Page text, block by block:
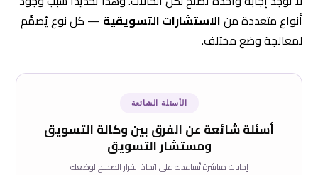
أنواع متعددة منالاستشارات التسويقية — كل نوع يُصمَّم
لمعالجة وضع مختلف.
الأسئلة الشائعة
أسئلة شائعة عن الفرق بين وكالة التسويق
ومستشار التسويق
إجابات مباشرة تُساعدك على اتخاذ القرار الصحيح لوضعك